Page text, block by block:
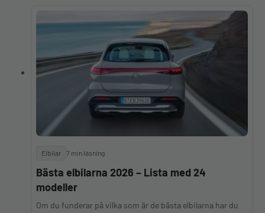
Elbilar 7 min läsning
Bästa elbilarna 2026 – Lista med 24
modeller
Om du funderar på vilka som är de bästa elbilarna har du